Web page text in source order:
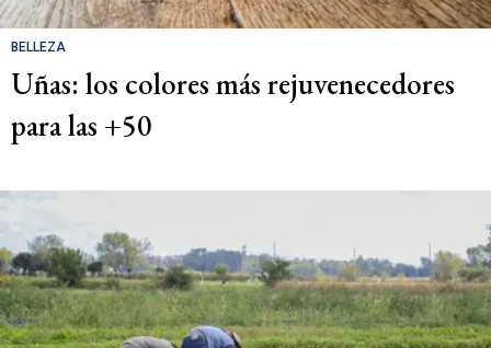
BELLEZA
Uñas: los colores más rejuvenecedores
para las +50